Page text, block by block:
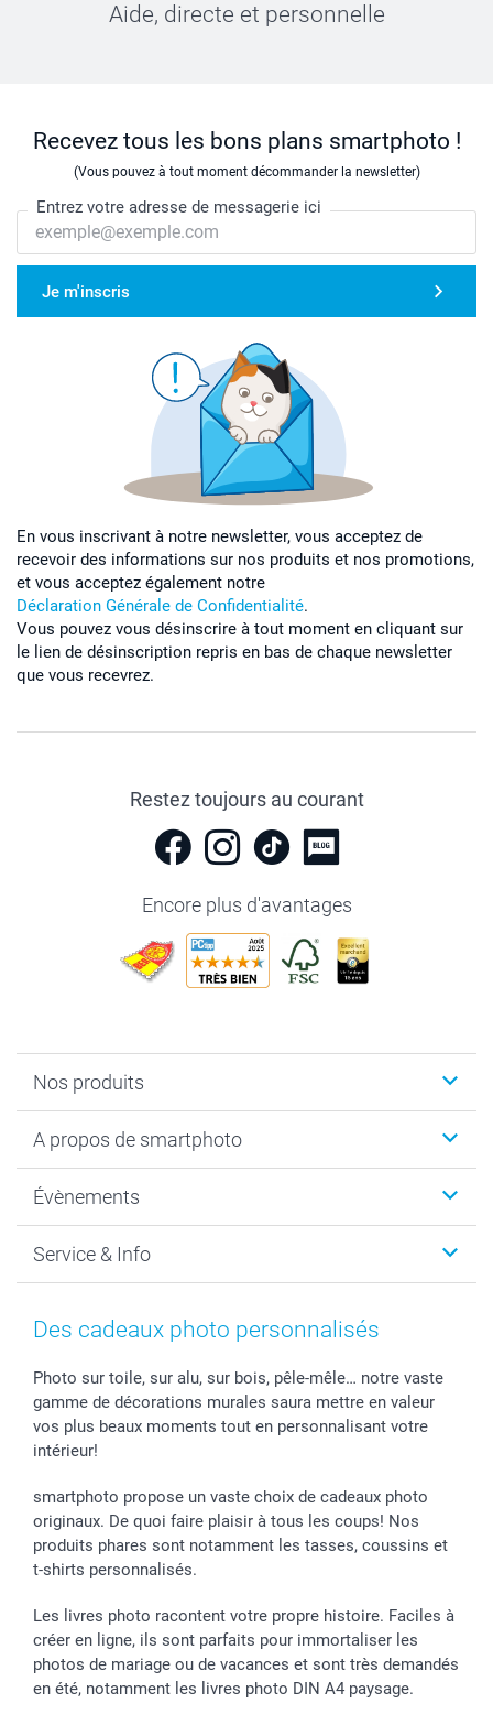
Aide, directe et personnelle
Recevez tous les bons plans smartphoto !
(Vous pouvez à tout moment décommander la newsletter)
Entrez votre adresse de messagerie ici
Je m'inscris
En vous inscrivant à notre newsletter, vous acceptez de
recevoir des informations sur nos produits et nos promotions,
et vous acceptez également notre
Déclaration Générale de Confidentialité.
Vous pouvez vous désinscrire à tout moment en cliquant sur
le lien de désinscription repris en bas de chaque newsletter
que vous recevrez.
Restez toujours au courant
Encore plus d'avantages
Nos produits
Cadeaux photo
MyNameBook
Développement photo & Tirage photo
Cadres photo & accessoires déco
Stickers & Etiquettes
Chèque Cadeau
A propos de smartphoto
Durabilité
Gestion des cookies
Mentions Légales
Affiliation
Investor Relations
B2B smartbusiness
Évènements
Nouvel An
Fête des Mères
Confirmation ou communion
Mariage
Fête d'anniversaire
Tous les évènements
Service & Info
Tarifs et frais de livraison
Livraison en 48 heures
Modes de Paiement
Identifiez-vous
Statut de ma commande
smarfriends
smartgarantie
smartbonus
Des cadeaux photo personnalisés
Photo sur toile, sur alu, sur bois, pêle-mêle… notre vaste
gamme de décorations murales saura mettre en valeur
vos plus beaux moments tout en personnalisant votre
intérieur!
smartphoto propose un vaste choix de cadeaux photo
originaux. De quoi faire plaisir à tous les coups! Nos
produits phares sont notamment les tasses, coussins et
t-shirts personnalisés.
Les livres photo racontent votre propre histoire. Faciles à
créer en ligne, ils sont parfaits pour immortaliser les
photos de mariage ou de vacances et sont très demandés
en été, notamment les livres photo DIN A4 paysage.